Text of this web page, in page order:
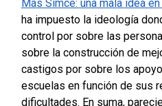
Más Simce: una mala idea
ha impuesto la ideología
control por sobre las
sobre la construcción de
castigos por sobre los
escuelas en función de sus
dificultades. En suma,